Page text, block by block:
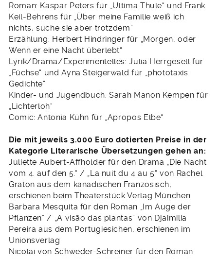
Roman: Kaspar Peters für „Ultima Thule“ und Frank
Keil-Behrens für „Über meine Familie weiß ich
nichts, suche sie aber trotzdem“
Erzählung: Herbert Hindringer für „Morgen, oder
Wenn er eine Nacht überlebt“
Lyrik/Drama/Experimentelles: Julia Herrgesell für
„Füchse“ und Ayna Steigerwald für „phototaxis.
Gedichte“
Kinder- und Jugendbuch: Sarah Manon Kempen für
„Lichterloh“
Comic: Antonia Kühn für „Apropos Elbe“
Die mit jeweils 3.000 Euro dotierten Preise in der
Kategorie Literarische Übersetzungen gehen an:
Juliette Aubert-Affholder für den Drama „Die Nacht
vom 4. auf den 5.“ / „La nuit du 4 au 5“ von Rachel
Graton aus dem kanadischen Französisch,
erschienen beim Theaterstück Verlag München
Barbara Mesquita für den Roman „Im Auge der
Pflanzen“ / „A visão das plantas“ von Djaimilia
Pereira aus dem Portugiesichen, erschienen im
Unionsverlag
Nicolai von Schweder-Schreiner für den Roman